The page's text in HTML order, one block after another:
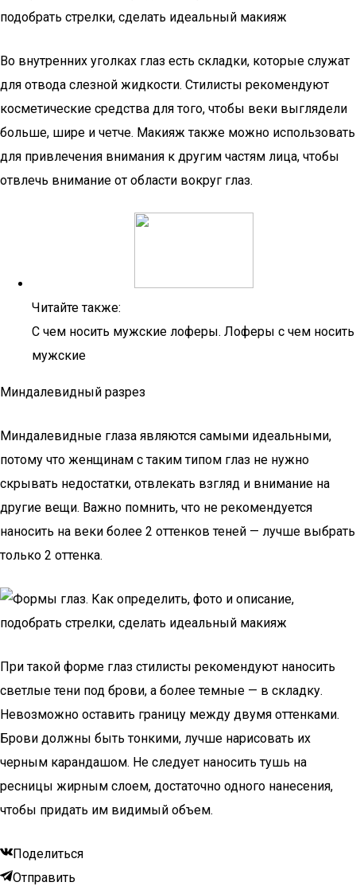
Во внутренних уголках глаз есть складки, которые служат
для отвода слезной жидкости. Стилисты рекомендуют
косметические средства для того, чтобы веки выглядели
больше, шире и четче. Макияж также можно использовать
для привлечения внимания к другим частям лица, чтобы
отвлечь внимание от области вокруг глаз.
Читайте также:
С чем носить мужские лоферы. Лоферы с чем носить
мужские
Миндалевидный разрез
Миндалевидные глаза являются самыми идеальными,
потому что женщинам с таким типом глаз не нужно
скрывать недостатки, отвлекать взгляд и внимание на
другие вещи. Важно помнить, что не рекомендуется
наносить на веки более 2 оттенков теней — лучше выбрать
только 2 оттенка.
При такой форме глаз стилисты рекомендуют наносить
светлые тени под брови, а более темные — в складку.
Невозможно оставить границу между двумя оттенками.
Брови должны быть тонкими, лучше нарисовать их
черным карандашом. Не следует наносить тушь на
ресницы жирным слоем, достаточно одного нанесения,
чтобы придать им видимый объем.
Поделиться
Отправить